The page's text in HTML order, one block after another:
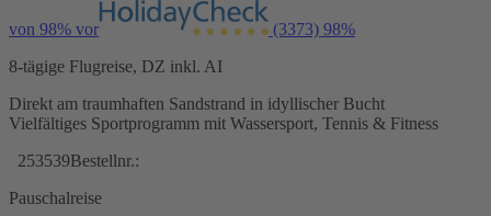
von 98% vor (3373) 98%
8-tägige Flugreise, DZ inkl. AI
Direkt am traumhaften Sandstrand in idyllischer Bucht
Vielfältiges Sportprogramm mit Wassersport, Tennis & Fitness
253539Bestellnr.:
Pauschalreise